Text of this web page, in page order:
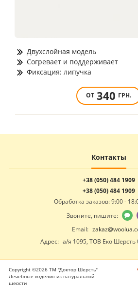
Двухслойная модель
Согревает и поддерживает
Фиксация: липучка
ОТ 340 ГРН.
Контакты
+38 (050) 484 1909
+38 (050) 484 1909
Обработка заказов: 9:00 -
Звоните, пишите:
Email:
Адрес: а/я 1095, ТОВ Еко Шерсть
Copyright ©2026 ТМ "Доктор Шерсть"
Лечебные изделия из натуральной
шерсти